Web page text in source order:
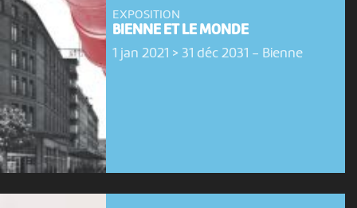
EXPOSITION
BIENNE ET LE MONDE
1 jan 2021 > 31 déc 2031 - Bienne